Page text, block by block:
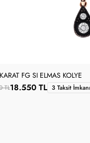
FG SI ELMAS KOLYE
TL18.550 TL 3 Taksit İmkanı